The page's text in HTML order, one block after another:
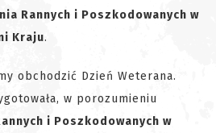
Rannych i Poszkodowanych w
Kraju.
obchodzić Dzień Weterana.
w porozumieniu
i Poszkodowanych w